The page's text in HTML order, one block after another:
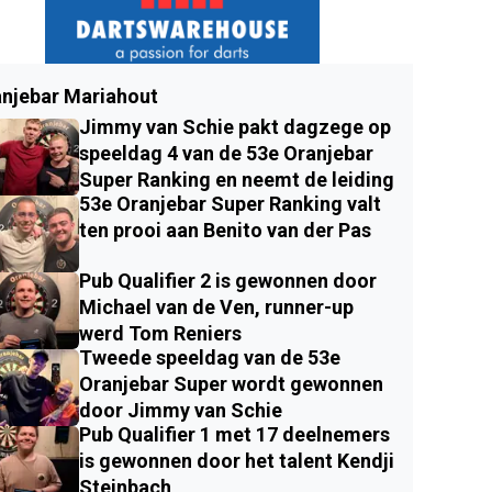
Mariahout
Jimmy van Schie pakt dagzege op
speeldag 4 van de 53e Oranjebar
Super Ranking en neemt de leiding
53e Oranjebar Super Ranking valt
ten prooi aan Benito van der Pas
Pub Qualifier 2 is gewonnen door
Michael van de Ven, runner-up
werd Tom Reniers
Tweede speeldag van de 53e
Oranjebar Super wordt gewonnen
door Jimmy van Schie
Pub Qualifier 1 met 17 deelnemers
is gewonnen door het talent Kendji